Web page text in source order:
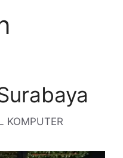
KOMPUTER